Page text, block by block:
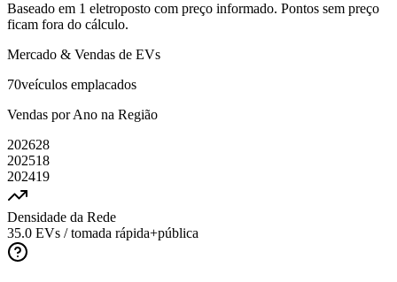
Baseado em 1 eletroposto com preço informado. Pontos sem preço
ficam fora do cálculo.
Mercado & Vendas de EVs
70veículos emplacados
Vendas por Ano na Região
202628
202518
202419
Densidade da Rede
35.0 EVs / tomada rápida+pública